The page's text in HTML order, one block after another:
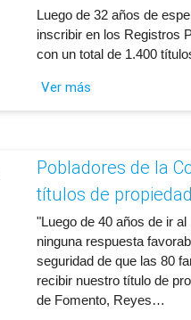
​Luego de 32 años de
inscribir en los Registros
con un total de 1.400
Ver más
Pobladores de la
títulos de propiedad
​"Luego de 40 años de ir
ninguna respuesta
seguridad de que las 80
recibir nuestro título de
de Fomento, Reyes…